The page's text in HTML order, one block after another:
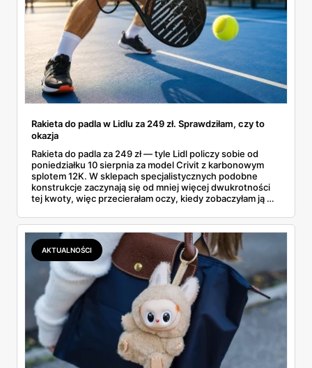
Rakieta do padla w Lidlu za 249 zł. Sprawdziłam, czy to
okazja
Rakieta do padla za 249 zł — tyle Lidl policzy sobie od
poniedziałku 10 sierpnia za model Crivit z karbonowym
splotem 12K. W sklepach specjalistycznych podobne
konstrukcje zaczynają się od mniej więcej dwukrotności
tej kwoty, więc przecierałam oczy, kiedy zobaczyłam ją w
najszybciej rosnący sport w Polsce: kortów przybywa
lawinowo, a chętnych jeszcze szybciej. Sprawdziłam, co
dokładnie dostajemy za te pieniądze i komu taka rakieta
faktycznie wystarczy.
AKTUALNOŚCI